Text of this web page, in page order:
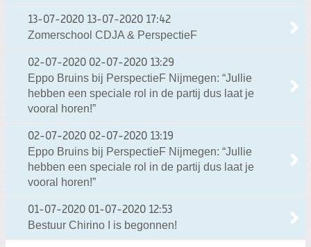
13-07-2020 13-07-2020 17:42
Zomerschool CDJA & PerspectieF
02-07-2020 02-07-2020 13:29
Eppo Bruins bij PerspectieF Nijmegen: “Jullie
hebben een speciale rol in de partij dus laat je
vooral horen!”
02-07-2020 02-07-2020 13:19
Eppo Bruins bij PerspectieF Nijmegen: “Jullie
hebben een speciale rol in de partij dus laat je
vooral horen!”
01-07-2020 01-07-2020 12:53
Bestuur Chirino I is begonnen!